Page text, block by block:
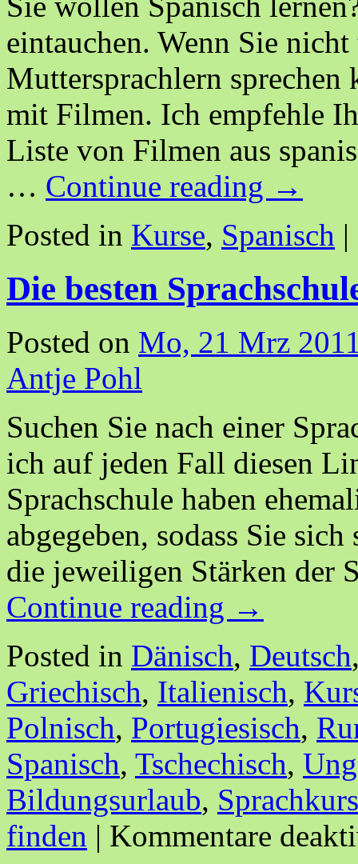
eintauchen. Wenn Sie
Muttersprachlern sprechen
mit Filmen. Ich empfehle
Liste von Filmen aus
… Continue reading →
Posted in Kurse, Spanisch |
Die besten
Posted on Mo, 21 Mrz
Antje Pohl
Suchen Sie nach einer
ich auf jeden Fall diesen
Sprachschule haben
abgegeben, sodass Sie
die jeweiligen Stärken der
Continue reading →
Posted in Dänisch, Deutsch
Griechisch, Italienisch,
Polnisch, Portugiesisch,
Spanisch, Tschechisch,
Bildungsurlaub, Sprachkurs
finden | Kommentare